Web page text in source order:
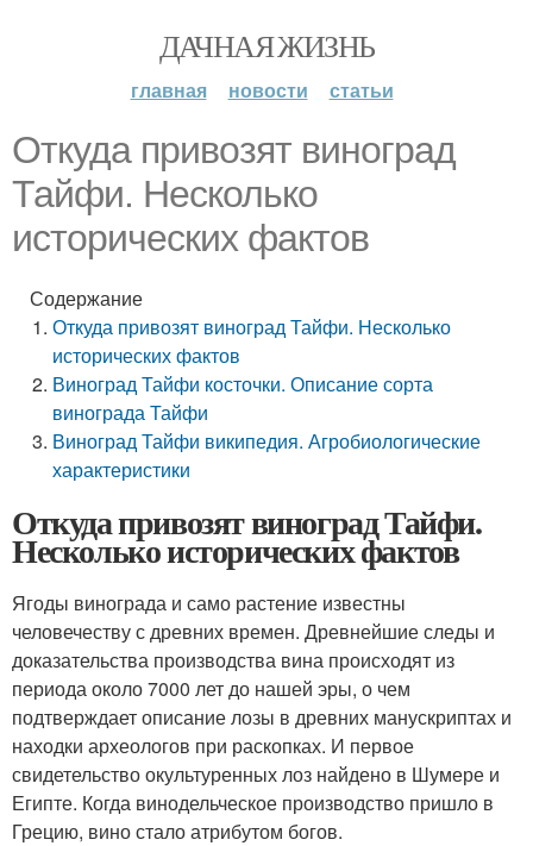
ДАЧНАЯ ЖИЗНЬ
главная новости статьи
Откуда привозят виноград
Тайфи. Несколько
исторических фактов
Содержание
Откуда привозят виноград Тайфи. Несколько
исторических фактов
Виноград Тайфи косточки. Описание сорта
винограда Тайфи
Виноград Тайфи википедия. Агробиологические
характеристики
Откуда привозят виноград Тайфи.
Несколько исторических фактов
Ягоды винограда и само растение известны
человечеству с древних времен. Древнейшие следы и
доказательства производства вина происходят из
периода около 7000 лет до нашей эры, о чем
подтверждает описание лозы в древних манускриптах и
находки археологов при раскопках. И первое
свидетельство окультуренных лоз найдено в Шумере и
Египте. Когда винодельческое производство пришло в
Грецию, вино стало атрибутом богов.